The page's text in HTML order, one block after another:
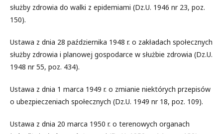
służby zdrowia do walki z epidemiami (Dz.U. 1946 nr 23, poz.
150).
Ustawa z dnia 28 października 1948 r. o zakładach społecznych
służby zdrowia i planowej gospodarce w służbie zdrowia (Dz.U.
1948 nr 55, poz. 434).
Ustawa z dnia 1 marca 1949 r. o zmianie niektórych przepisów
o ubezpieczeniach społecznych (Dz.U. 1949 nr 18, poz. 109).
Ustawa z dnia 20 marca 1950 r. o terenowych organach